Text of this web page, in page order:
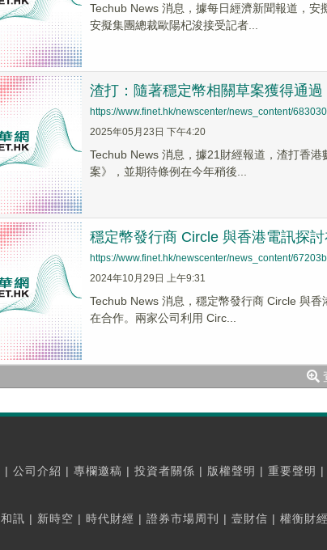
Techub News 消息，據每日經濟新聞報道，安
安擬集團總裁歐陽杞浚接受記者...
渣打：隨著穩定幣相關草案獲得通
https://www.finet.hk/newscenter/news_content/
2025年05月23日 下午4:20
Techub News 消息，據21財經報道，渣打香
案》，並期待條例在今年稍後...
穩定幣發行商 Circle 與香港電訊探
https://www.finet.hk/newscenter/news_content/
2024年10月29日 上午9:31
Techub News 消息，穩定幣發行商 Circle 與
在合作。兩家公司利用 Circ...
| 公司介紹 | 專欄邀稿 | 投資者關係 | 版權聲明 | 重要聲明 |
和訊 | 新時空 | 時代財經 | 證券市場周刊 | 壹財信 | 權衡財經